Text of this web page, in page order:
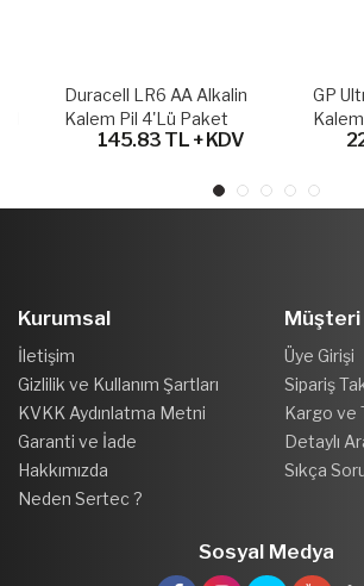
Duracell LR6 AA Alkalin
Kalem Pil 4'lü Paket
145.83 TL + KDV
GP Ultra
Kalem
Kurumsal
İletişim
Gizlilik ve Kullanım Şartları
KVKK Aydınlatma Metni
Garanti ve İade
Hakkımızda
Neden Sertec ?
Üye Girişi
Sipariş
Kargo ve
Detaylı
Sıkça
Sosyal Medya